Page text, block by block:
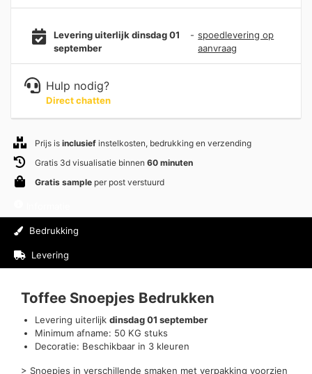
Levering uiterlijk dinsdag 01
september
- spoedlevering op
aanvraag
Hulp nodig?
Direct chatten
Prijs is inclusief instelkosten, bedrukking en verzending
Gratis 3d visualisatie binnen 60 minuten
Gratis sample per post verstuurd
Bedrukking
Levering
Toffee Snoepjes Bedrukken
Levering uiterlijk dinsdag 01 september
Minimum afname: 50 KG stuks
Decoratie: Beschikbaar in 3 kleuren
> Snoepjes in verschillende smaken met verpakking voorzien